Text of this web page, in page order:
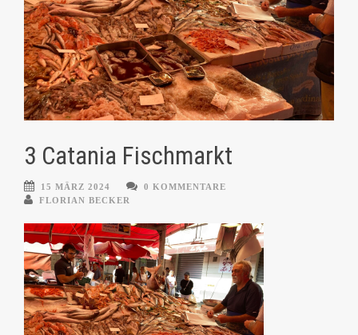
3 Catania Fischmarkt
15 MÄRZ 2024
0 KOMMENTARE
FLORIAN BECKER